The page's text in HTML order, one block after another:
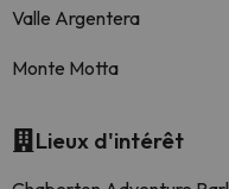
Valle Argentera
Monte Motta
Lieux d'intérêt